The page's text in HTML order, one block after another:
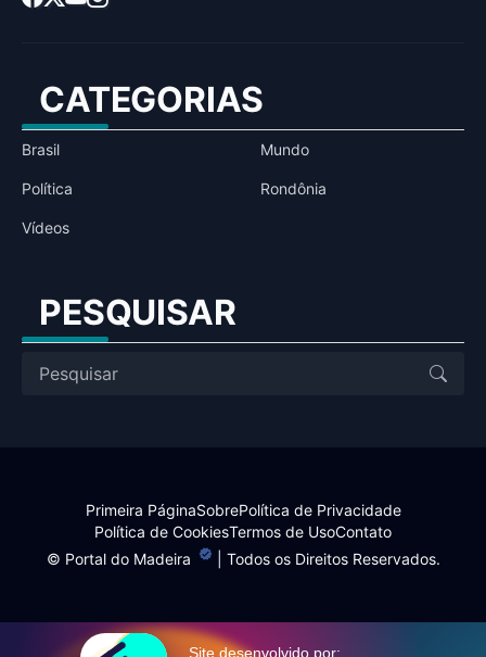
CATEGORIAS
Brasil Mundo
Política Rondônia
Vídeos
PESQUISAR
© Portal do Madeira | Todos os Direitos Reservados.
Primeira PáginaSobrePolítica de Privacidade
Política de CookiesTermos de UsoContato
Site desenvolvido por: